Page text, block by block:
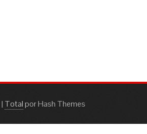
| Totalpor Hash Themes